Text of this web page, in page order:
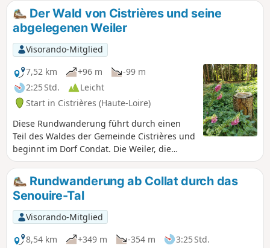
Chaise-Dieu und sein reiches
Kulturerbe entdecken oder
wiederentdecken können.
Der Wald von Cistrières und seine
abgelegenen Weiler
Visorando-Mitglied
7,52 km
+96 m
-99 m
2:25 Std.
Leicht
Start in Cistrières (Haute-Loire)
Diese Rundwanderung führt durch einen
Teil des Waldes der Gemeinde Cistrières und
beginnt im Dorf Condat. Die Weiler, die
heute kaum oder gar nicht mehr bewohnt
sind, waren früher sehr belebt, wie eine alte
Schule in Condat und die Häuser von Béates
in Le Faud und Les Montilles bezeugen. Aber
zur Pilzsaison treffen Sie dort viele
Pilzsammler.
Rundwanderung ab Collat durch das
Senouire-Tal
Visorando-Mitglied
8,54 km
+349 m -354 m
3:25 Std.